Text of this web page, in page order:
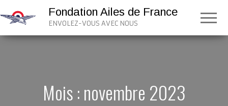
Fondation Ailes de France
ENVOLEZ-VOUS AVEC NOUS
Mois :novembre 2023